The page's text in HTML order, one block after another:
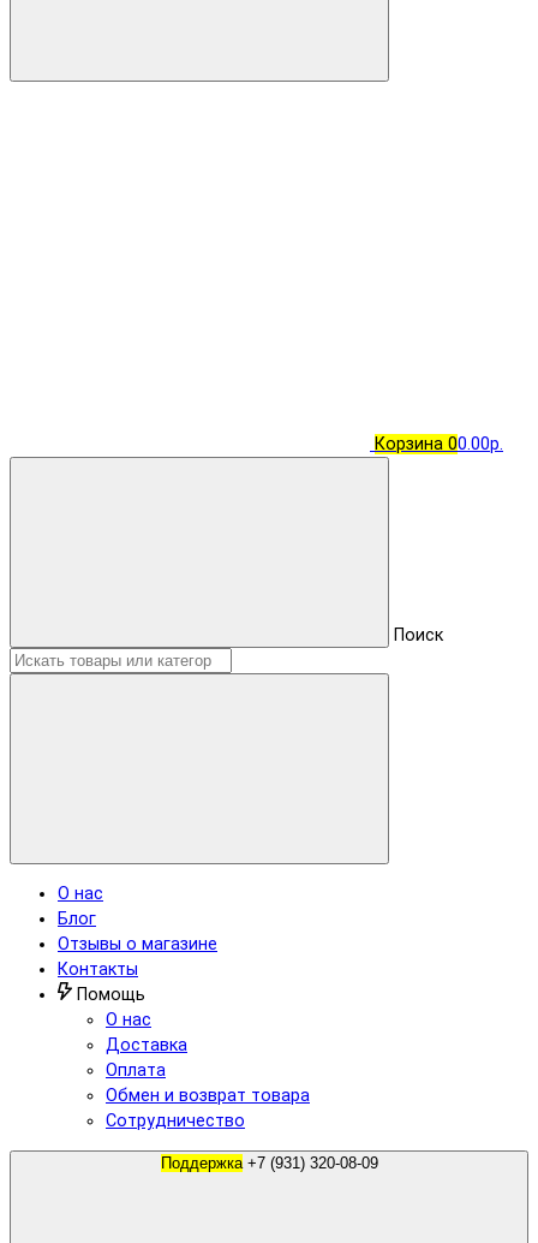
Корзина 00.00р.
Поиск
О нас
Блог
Отзывы о магазине
Контакты
Помощь
О нас
Доставка
Оплата
Обмен и возврат товара
Сотрудничество
Поддержка +7 (931) 320-08-09